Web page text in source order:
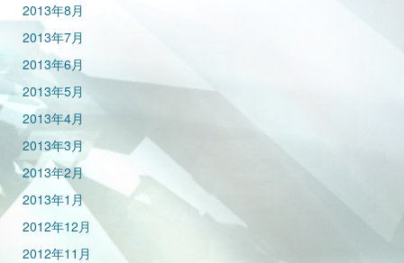
2013年8月
2013年7月
2013年6月
2013年5月
2013年4月
2013年3月
2013年2月
2013年1月
2012年12月
2012年11月